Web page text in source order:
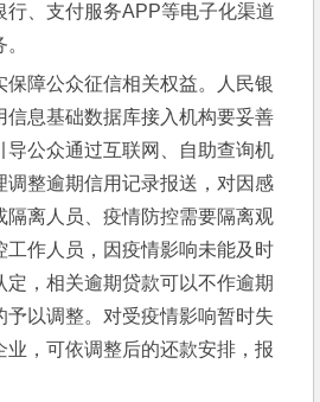
行、支付服务APP等电子化渠道
障公众征信相关权益。人民银
信息基础数据库接入机构要妥善
导公众通过互联网、自助查询机
调整逾期信用记录报送，对因感
隔离人员、疫情防控需要隔离观
工作人员，因疫情影响未能及时
定，相关逾期贷款可以不作逾期
予以调整。对受疫情影响暂时失
业，可依调整后的还款安排，报